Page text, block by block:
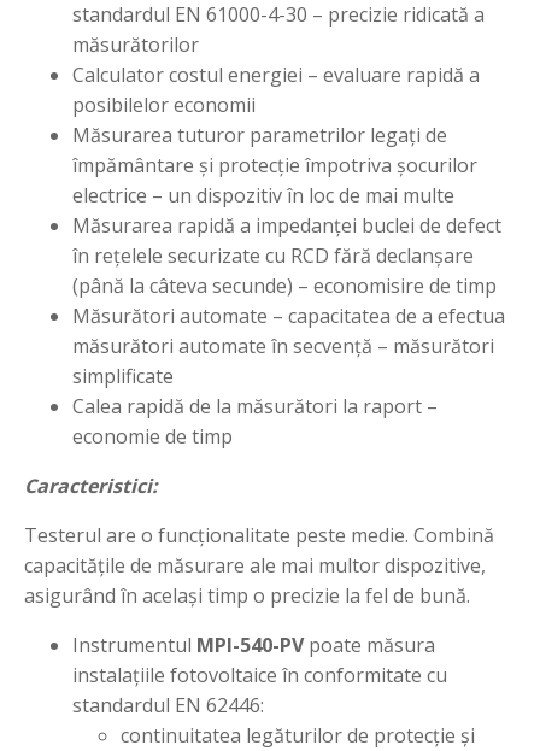
standardul EN 61000-4-30 – precizie ridicată a
măsurătorilor
Calculator costul energiei – evaluare rapidă a
posibilelor economii
Măsurarea tuturor parametrilor legați de
împământare și protecție împotriva șocurilor
electrice – un dispozitiv în loc de mai multe
Măsurarea rapidă a impedanței buclei de defect
în rețelele securizate cu RCD fără declanșare
(până la câteva secunde) – economisire de timp
Măsurători automate – capacitatea de a efectua
măsurători automate în secvență – măsurători
simplificate
Calea rapidă de la măsurători la raport –
economie de timp
Caracteristici:
Testerul are o funcționalitate peste medie. Combină
capacitățile de măsurare ale mai multor dispozitive,
asigurând în același timp o precizie la fel de bună.
Instrumentul MPI-540-PVpoate măsura
instalațiile fotovoltaice în conformitate cu
standardul EN 62446:
continuitatea legăturilor de protecție și